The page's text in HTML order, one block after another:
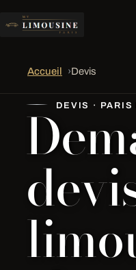
Accueil ›Devis
DEVIS ·